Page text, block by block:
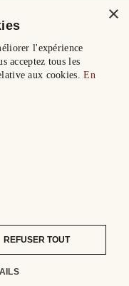
×
l'expérience
acceptez tous les
aux cookies.En
REFUSER TOUT